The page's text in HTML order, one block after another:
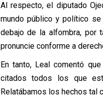
Al respecto, el diputado
mundo público y político
debajo de la alfombra, por
pronuncie conforme a
En tanto, Leal comentó que
citados todos los que
Relatábamos los hechos tal